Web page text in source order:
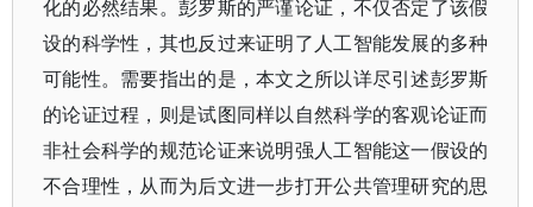
化的必然结果。彭罗斯的严谨论证，不仅否定了该假
设的科学性，其也反过来证明了人工智能发展的多种
可能性。需要指出的是，本文之所以详尽引述彭罗斯
的论证过程，则是试图同样以自然科学的客观论证而
非社会科学的规范论证来说明强人工智能这一假设的
不合理性，从而为后文进一步打开公共管理研究的思